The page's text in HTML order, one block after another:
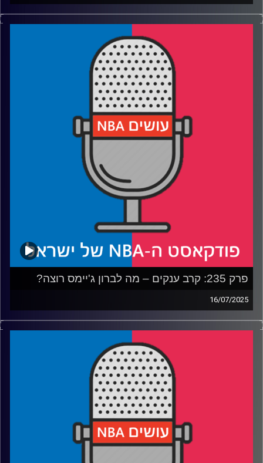
פודקאסט האן.בי.איי עם ערן סורוקה, שרון דוידוביץ', משה
דוידוביץ' ועידן לוצקי, בשיתוף קול האוניברסיטה.
רבע 3: בקליפרס בונים את בית גיל הזהב, בלייקרס מחפשים
עידן לוצקי
פרק 235: קרב ענקים – מה לברון ג'יימס רוצה?
16/07/2025
פודקאסט האן.בי.איי עם ערן סורוקה, שרון דוידוביץ', משה
דוידוביץ' ועידן לוצקי, בשיתוף קול האוניברסיטה.
רבע 1: לברון מנסה להנות משני העולמות, הלייקרס נהנים קצת
רבע 2: התרשמות ראשונה משרף ו-וולף בנטס, האנסניטי
רבע 3: הת'נדר מסודרים, הנאגטס מתרחבים והרוקטס עושים